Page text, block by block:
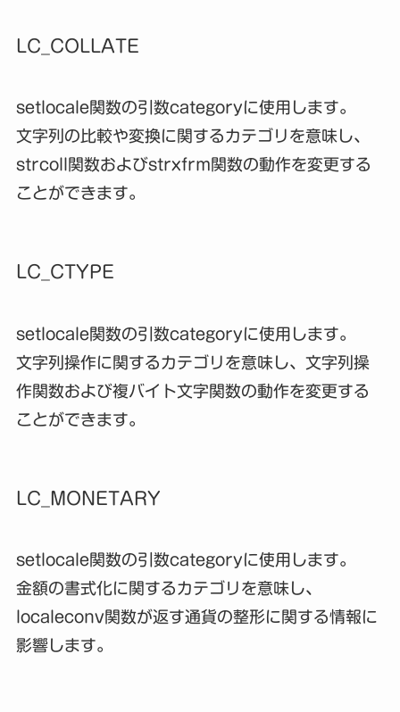
LC_COLLATE
setlocale関数の引数categoryに使用します。
文字列の比較や変換に関するカテゴリを意味し、
strcoll関数およびstrxfrm関数の動作を変更する
ことができます。
LC_CTYPE
setlocale関数の引数categoryに使用します。
文字列操作に関するカテゴリを意味し、文字列操
作関数および複バイト文字関数の動作を変更する
ことができます。
LC_MONETARY
setlocale関数の引数categoryに使用します。
金額の書式化に関するカテゴリを意味し、
localeconv関数が返す通貨の整形に関する情報に
影響します。